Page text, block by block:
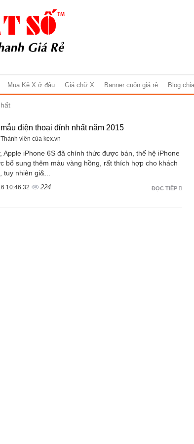
Mua Kệ X ở đâu Giá chữ X Banner cuốn giá rẻ Blog
điện thoại đỉnh nhất năm 2015
, Thành viên của kex.vn
Apple iPhone 6S đã chính thức được bán, thế hệ iPhone
bổ sung thêm màu vàng hồng, rất thích hợp cho khách
tuy nhiên gi&...
ĐỌC TIẾP
10:46:32 224